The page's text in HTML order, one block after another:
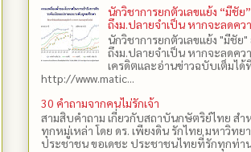
นักวิชาการยกตัวเลขแย้ง “มีชัย
ถึงม.ปลายจำเป็น หากจะลดคว
นักวิชาการยกตัวเลขแย้ง "มีชัย
ถึงม.ปลายจำเป็น หากจะลดคว
เครดิตและอ่านข่าวฉบับเต็มได้
http://www.matic...
30 คำถามจากคนไม่รักเจ้า
สามสิบคำถาม เกี่ยวกับสถาบันกษัตริย์ไทย ส
ทุกหมู่เหล่า โดย ดร.​ เพียงดิน รักไทย มหาวิทย
ประชาชน ขอเดชะ ประชาชนไทยที่รักทุกท่า